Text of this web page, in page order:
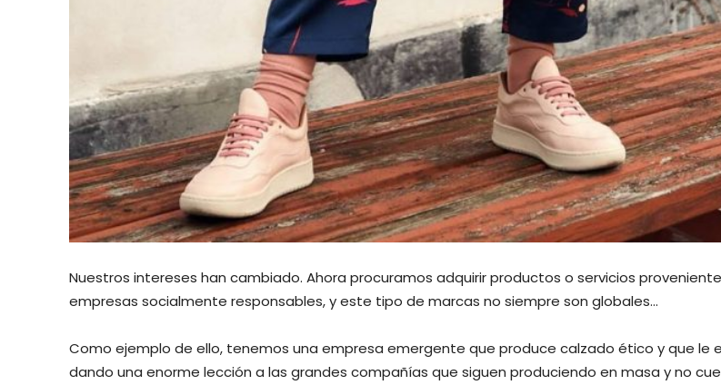
Nuestros intereses han cambiado. Ahora procuramos adquirir productos o servicios
empresas socialmente responsables, y este tipo de marcas no siempre son globales…
Como ejemplo de ello, tenemos una empresa emergente que produce calzado ético y que le
dando una enorme lección a las grandes compañías que siguen produciendo en masa y no